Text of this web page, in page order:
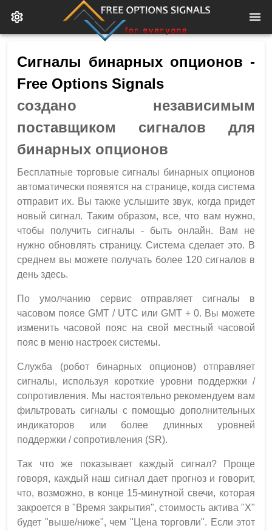
Сигналы бинарных опционов -
Free Options Signals
создано независимым
поставщиком сигналов для
бинарных опционов
Бесплатные торговые сигналы бинарных опционов
автоматически появятся на странице, когда система
отправит их. Вы также услышите звук, когда придет
новый сигнал. Таким образом, все, что вам нужно,
чтобы получить сигналы - быть онлайн. Вам не
нужно обновлять страницу. Cистема сделает это. В
среднем вы можете получать более 120 сигналов в
день здесь.
По умолчанию сервис отправляет сигналы в
часовом поясе GMT / UTC или GMT + 0. Вы можете
изменить часовой пояс на свой местный часовой
пояс в меню настроек системы.
Служба (робот бинарных опционов) отправляет
сигналы, используя короткие уровни поддержки /
сопротивления. Мы настоятельно рекомендуем вам
фильтровать сигналы с помощью дополнительных
индикаторов или более длинных уровней
поддержки / сопротивления (SR).
Так что же показывает каждый сигнал? Проще
говоря, каждый наш сигнал дает прогноз и говорит,
что, возможно, в конце 15-минутной свечи, которая
закроется в "Время закрытия", стоимость актива "Х"
будет "выше/ниже", чем "Цена торговли". Если этот